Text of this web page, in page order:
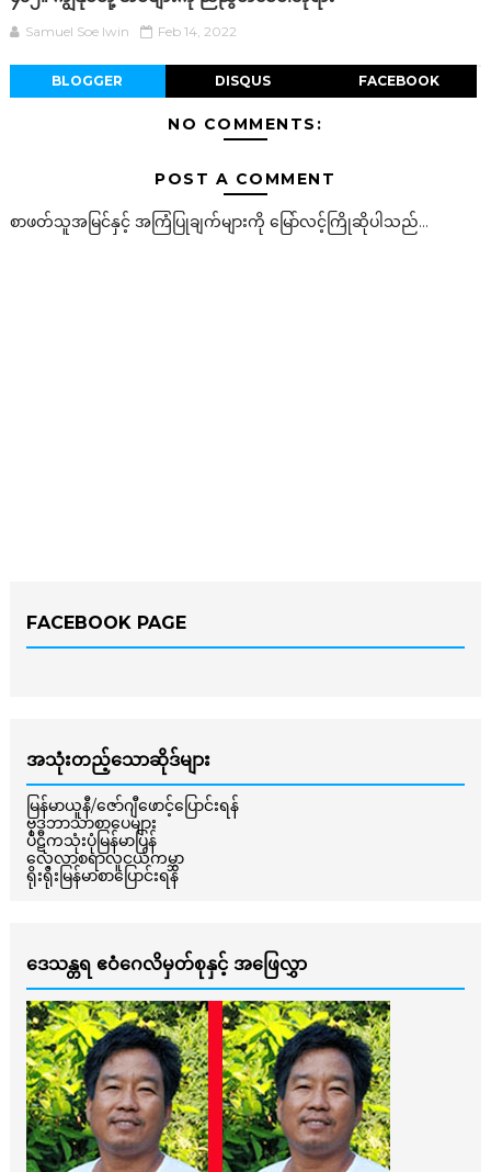
Samuel Soe lwin Feb 14, 2022
BLOGGER DISQUS FACEBOOK
NO COMMENTS:
POST A COMMENT
စာဖတ်သူအမြင်နှင့် အကြံပြုချက်များကို မြော်လင့်ကြိုဆိုပါသည်...
FACEBOOK PAGE
အသုံးတည့်သောဆိုဒ်များ
မြန်မာယူနီ/ဇော်ဂျီဖောင့်ပြောင်းရန်
ဗုဒ္ဓဘာသာစာပေများ
ပိဋကသုံးပုံမြန်မာပြန်
လေ့လာစရာလူငယ်ကမ္ဘာ
ရိုးရိုးမြန်မာစာပြောင်းရန်
ဒေသန္တရ ဧဝံဂေလိမှတ်စုနှင့် အဖြေလွှာ